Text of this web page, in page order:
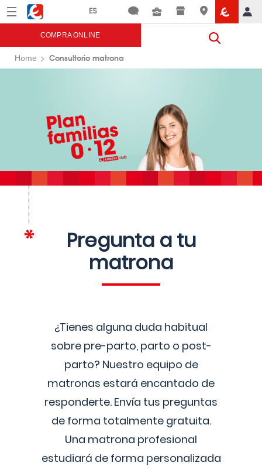
Menú Eroski
COMPRA ONLINE
Home Consultorio matrona
Pregunta a tu
matrona
¿Tienes alguna duda habitual
sobre pre-parto, parto o post-
parto? Nuestro equipo de
matronas estará encantado de
responderte. Envía tus preguntas
de forma totalmente gratuita.
Una matrona profesional
estudiará de forma personalizada